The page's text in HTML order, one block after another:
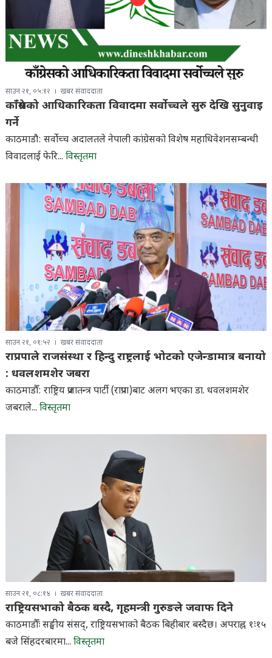
साउन २१, ०५:१२ खबर संवाददाता
काँग्रेसको आधिकारिकता विवादमा सर्वोच्चले सुरु देखि सुनुवाइ
गर्ने
काठमाडौ: सर्वोच्च अदालतले नेपाली कांग्रेसको विशेष महाधिवेशनसम्बन्धी
विवादलाई फेरि... विस्तृतमा
साउन २१, ०१:५२ खबर संवाददाता
राप्रपाले राजसंस्था र हिन्दु राष्ट्रलाई भोटको एजेन्डामात्र बनायो
: धवलशमशेर जबरा
काठमाडौँ: राष्ट्रिय प्रजातन्त्र पार्टी (राप्रपा)बाट अलग भएका डा. धवलशमशेर
जबराले... विस्तृतमा
साउन २१, ०८:१४ खबर संवाददाता
राष्ट्रियसभाको बैठक बस्दै, गृहमन्त्री गुरुङले जवाफ दिने
काठमाडौँः सङ्घीय संसद्, राष्ट्रियसभाको बैठक बिहीबार बस्दैछ। अपराह्न १ः१५
बजे सिंहदरबारमा... विस्तृतमा